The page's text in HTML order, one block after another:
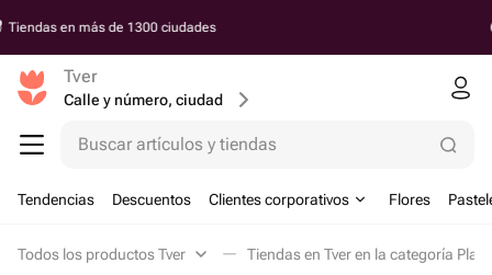
Entrega a partir de 30 minutos
Tver
Calle y número, ciudad
Buscar artículos y tiendas
Tendencias Descuentos Clientes corporativos Flores
Todos los productos Tver Tiendas en Tver en la categoría